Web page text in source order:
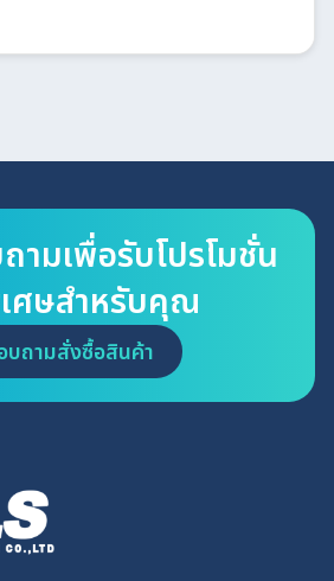
ามเพื่อรับโปรโมชั่น
ศษสำหรับคุณ
บถามสั่งซื้อสินค้า